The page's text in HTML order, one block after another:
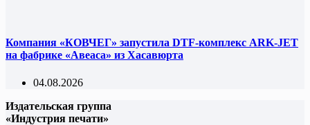
Компания «КОВЧЕГ» запустила DTF-комплекс ARK-JET
на фабрике «Авеаса» из Хасавюрта
04.08.2026
Издательская группа
«Индустрия печати»